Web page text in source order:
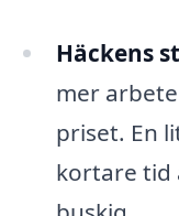
Häckens
mer
priset. En
kortare tid